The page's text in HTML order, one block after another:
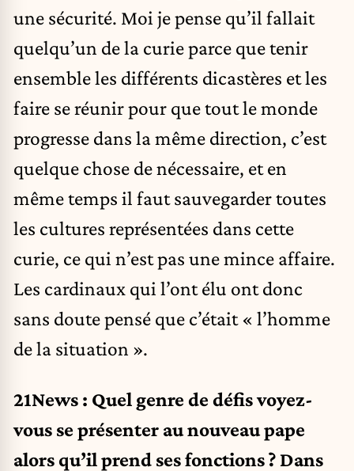
une sécurité. Moi je pense qu’il fallait
quelqu’un de la curie parce que tenir
ensemble les différents dicastères et les
faire se réunir pour que tout le monde
progresse dans la même direction, c’est
quelque chose de nécessaire, et en
même temps il faut sauvegarder toutes
les cultures représentées dans cette
curie, ce qui n’est pas une mince affaire.
Les cardinaux qui l’ont élu ont donc
sans doute pensé que c’était « l’homme
de la situation ».
21News : Quel genre de défis voyez-
vous se présenter au nouveau pape
alors qu’il prend ses fonctions ? Dans